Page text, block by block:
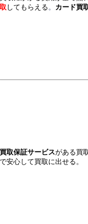
取 してもらえる。 カード買
買取保証サービスがある買
で安心して買取に出せる。